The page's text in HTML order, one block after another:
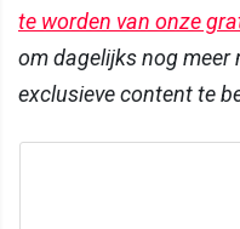
te worden van onze
om dagelijks nog meer
exclusieve content te